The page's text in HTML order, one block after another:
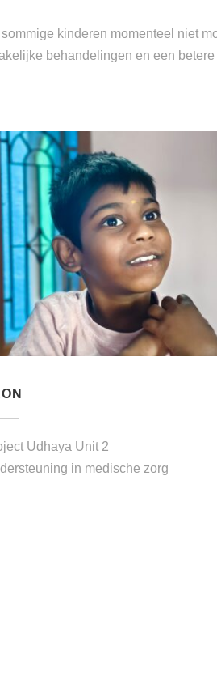
kinderen momenteel niet
behandelingen en een
Udhaya Unit 2
in medische zorg